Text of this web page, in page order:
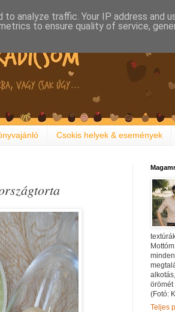
Csokis helyek & események
örömét
(Fotó:
Teljes
analyze traffic. Your IP address and
to ensure quality of service,